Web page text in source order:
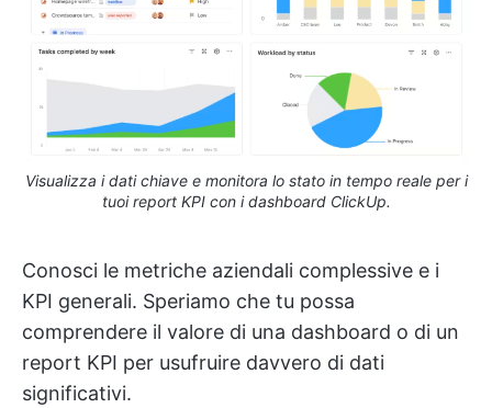
Visualizza i dati chiave e monitora lo stato in tempo reale per i
tuoi report KPI con i dashboard ClickUp.
Conosci le metriche aziendali complessive e i
KPI generali. Speriamo che tu possa
comprendere il valore di una dashboard o di un
report KPI per usufruire davvero di dati
significativi.